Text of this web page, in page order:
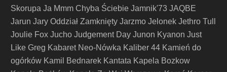
Skorupa Ja Mmm Chyba Ściebie Jamnik'73 JAQBE
Jarun Jary Oddział Zamknięty Jarzmo Jelonek Jethro Tull
Joulie Fox Jucho Judgement Day Junon Kyanon Just
Like Greg Kabaret Neo-Nówka Kaliber 44 Kamień do
ogórków Kamil Bednarek Kantata Kapela Bozkow